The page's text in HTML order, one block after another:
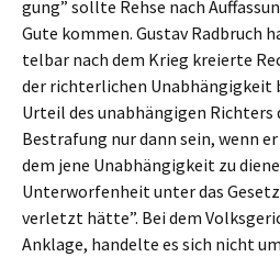
gung” sollte Rehse nach
Gute kommen. Gustav Radbruch
tel­bar nach dem Krieg kreierte
der richter­li­chen Unabhän­gig­keit
Urteil des unabhän­gi­gen Richters
Bestra­fung nur dann sein, wenn
dem jene Unabhän­gig­keit zu
Unter­wor­fen­heit unter das
verletzt hätte”. Bei dem
Ankla­ge, handel­te es sich nicht